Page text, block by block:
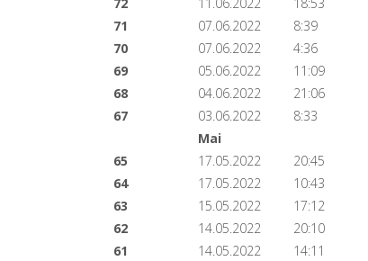
72
11.06.2022 18:53
71
07.06.2022 8:39
70
07.06.2022 4:36
69
05.06.2022 11:09
68
04.06.2022 21:06
67
03.06.2022 8:33
Mai
65
17.05.2022 20:45
64
17.05.2022 10:43
63
15.05.2022 17:12
62
14.05.2022 20:10
61
14.05.2022 14:11